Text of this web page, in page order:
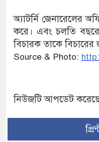
অ্যাটর্নি জেনারেলের
করে। এবং চলতি
বিচারক তাকে
Source & Photo:
নিউজটি আপডেট